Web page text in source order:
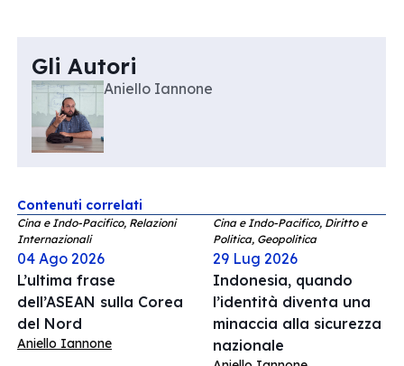
Gli Autori
Aniello Iannone
Contenuti correlati
Cina e Indo-Pacifico, Relazioni
Internazionali
04 Ago 2026
L’ultima frase
dell’ASEAN sulla Corea
del Nord
Aniello Iannone
Cina e Indo-Pacifico, Diritto e
Politica, Geopolitica
29 Lug 2026
Indonesia, quando
l’identità diventa una
minaccia alla sicurezza
nazionale